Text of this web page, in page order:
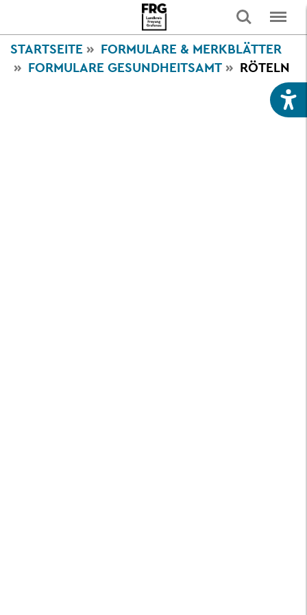
STARTSEITE
FORMULARE & MERKBLÄTTER
FORMULARE GESUNDHEITSAMT
RÖTELN